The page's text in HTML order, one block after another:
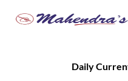
Daily